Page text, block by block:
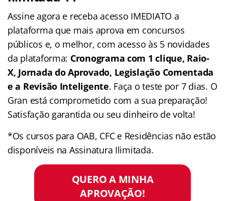
Assine agora e receba acesso IMEDIATO a
plataforma que mais aprova em concursos
públicos e, o melhor, com acesso às 5 novidades
da plataforma: Cronograma com 1 clique, Raio-
X, Jornada do Aprovado, Legislação Comentada
e a Revisão Inteligente. Faça o teste por 7 dias. O
Gran está comprometido com a sua preparação!
Satisfação garantida ou seu dinheiro de volta!
*Os cursos para OAB, CFC e Residências não estão
disponíveis na Assinatura Ilimitada.
QUERO A MINHA
APROVAÇÃO!